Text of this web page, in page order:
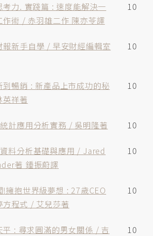
考力. 實踐篇 : 速度能解決一
作術 / 赤羽雄二作 陳亦苓譯
10
報新手自學 / 早安財經編輯室
10
到暢銷 : 新產品上市成功的秘
祥著
10
計應用分析實務 / 吳明隆著 10
料分析基礎與應用 / Jared
著 鍾振蔚譯
10
!擁抱世界級夢想 : 27歲CEO
方程式 / 艾兒莎著
10
平 : 尋求圓滿的男女關係 / 吉
10